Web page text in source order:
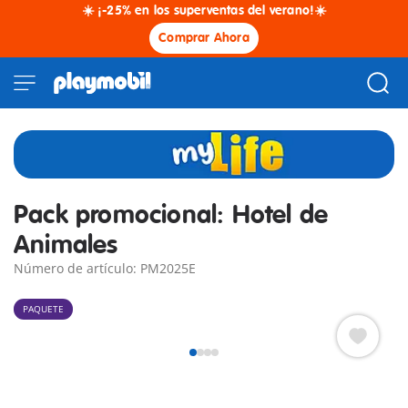
☀️ ¡-25% en los superventas del verano!☀️
Comprar Ahora
Pack promocional: Hotel de
Animales
Número de artículo: PM2025E
PAQUETE